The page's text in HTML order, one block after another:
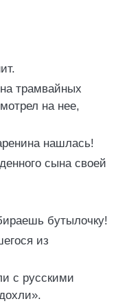
трамвайных
на нее,
нашлась!
сына своей
бутылочку!
из
с русскими